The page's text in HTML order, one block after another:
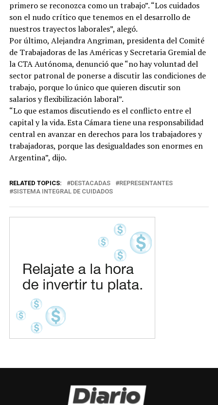
primero se reconozca como un trabajo”. “Los cuidados
son el nudo crítico que tenemos en el desarrollo de
nuestros trayectos laborales”, alegó.
Por último, Alejandra Angriman, presidenta del Comité
de Trabajadoras de las Américas y Secretaria Gremial de
la CTA Autónoma, denunció que “no hay voluntad del
sector patronal de ponerse a discutir las condiciones de
trabajo, porque lo único que quieren discutir son
salarios y flexibilización laboral”.
“Lo que estamos discutiendo es el conflicto entre el
capital y la vida. Esta Cámara tiene una responsabilidad
central en avanzar en derechos para los trabajadores y
trabajadoras, porque las desigualdades son enormes en
Argentina”, dijo.
RELATED TOPICS: DESTACADAS
REPRESENTANTES
SISTEMA INTEGRAL DE CUIDADOS